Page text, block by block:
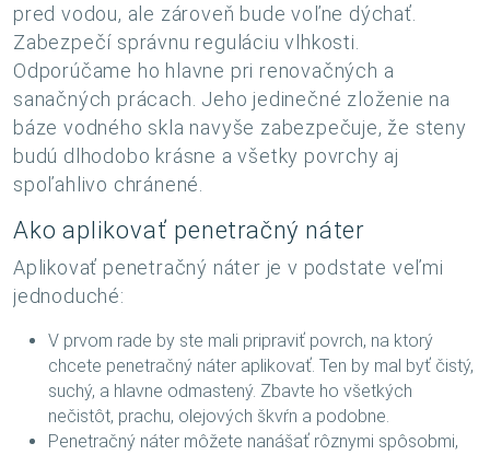
pred vodou, ale zároveň bude voľne dýchať.
Zabezpečí správnu reguláciu vlhkosti.
Odporúčame ho hlavne pri renovačných a
sanačných prácach. Jeho jedinečné zloženie na
báze vodného skla navyše zabezpečuje, že steny
budú dlhodobo krásne a všetky povrchy aj
spoľahlivo chránené.
Ako aplikovať penetračný náter
Aplikovať penetračný náter je v podstate veľmi
jednoduché:
V prvom rade by ste mali pripraviť povrch, na ktorý
chcete penetračný náter aplikovať. Ten by mal byť čistý,
suchý, a hlavne odmastený. Zbavte ho všetkých
nečistôt, prachu, olejových škvŕn a podobne.
Penetračný náter môžete nanášať rôznymi spôsobmi,